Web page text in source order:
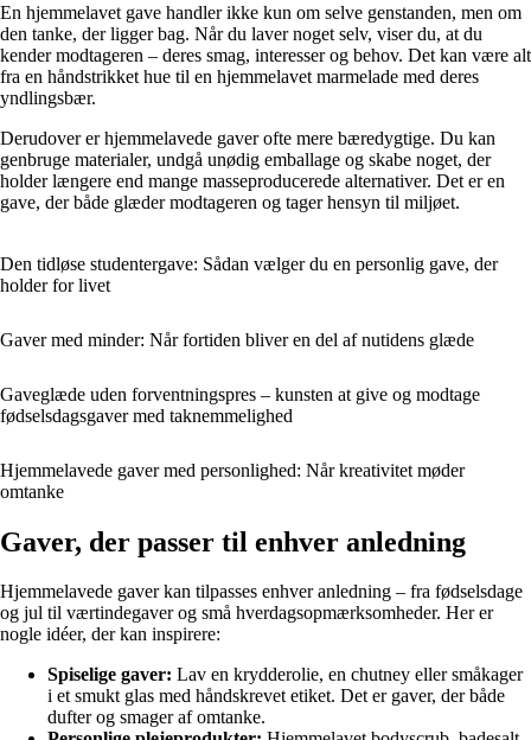
En hjemmelavet gave handler ikke kun om selve genstanden, men om
den tanke, der ligger bag. Når du laver noget selv, viser du, at du
kender modtageren – deres smag, interesser og behov. Det kan være alt
fra en håndstrikket hue til en hjemmelavet marmelade med deres
yndlingsbær.
Derudover er hjemmelavede gaver ofte mere bæredygtige. Du kan
genbruge materialer, undgå unødig emballage og skabe noget, der
holder længere end mange masseproducerede alternativer. Det er en
gave, der både glæder modtageren og tager hensyn til miljøet.
Den tidløse studentergave: Sådan vælger du en personlig gave, der
holder for livet
Gaver med minder: Når fortiden bliver en del af nutidens glæde
Gaveglæde uden forventningspres – kunsten at give og modtage
fødselsdagsgaver med taknemmelighed
Hjemmelavede gaver med personlighed: Når kreativitet møder
omtanke
Gaver, der passer til enhver anledning
Hjemmelavede gaver kan tilpasses enhver anledning – fra fødselsdage
og jul til værtindegaver og små hverdagsopmærksomheder. Her er
nogle idéer, der kan inspirere:
Spiselige gaver: Lav en krydderolie, en chutney eller småkager
i et smukt glas med håndskrevet etiket. Det er gaver, der både
dufter og smager af omtanke.